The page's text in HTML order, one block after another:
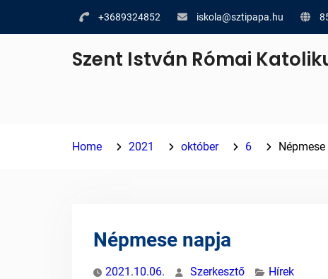
+3689324852 iskola@sztipapa.hu
Szent István Római
Home 2021 október 6
Népmese napja
2021.10.06. Szerkesztő Hírek